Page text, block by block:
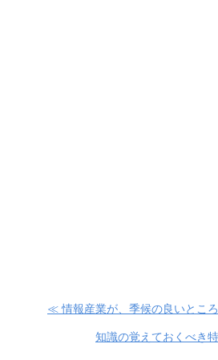
≪ 情報産業が、季候の良いとこ
知識の覚えておくべき